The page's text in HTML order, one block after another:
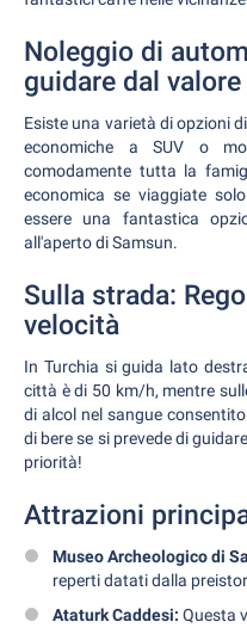
Noleggio di
guidare dal valore
Esiste una varietà di opzioni
economiche a SUV o
comodamente tutta la
economica se viaggiate
essere una fantastica
all'aperto di Samsun.
Sulla strada:
velocità
In Turchia si guida lato
città è di 50 km/h, mentre
di alcol nel sangue
di bere se si prevede di
priorità!
Attrazioni
Museo Archeologico di
reperti datati dalla
Ataturk Caddesi: Questa